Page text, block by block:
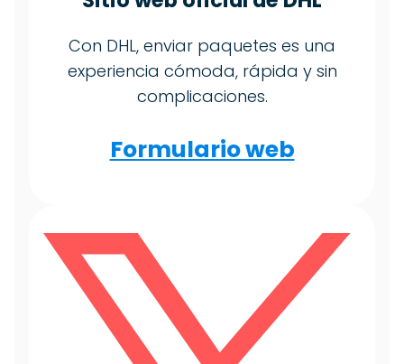
Con DHL, enviar paquetes es una
experiencia cómoda, rápida y sin
complicaciones.
Formulario web